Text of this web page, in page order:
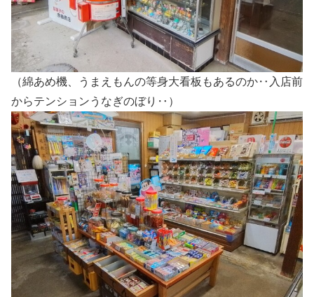
（綿あめ機、うまえもんの等身大看板もあるのか‥入店前
からテンションうなぎのぼり‥）